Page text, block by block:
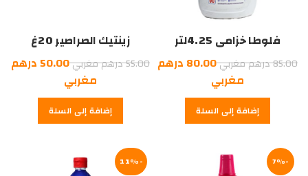
فلوطا خزامى 4.25لتر
85.00درهم مغربيالسعر
الأصلي
هو:
85.00
80.00 درهم
مغربي
الحالي
هو:
إضافة إلى السلة
زينتيك الصراصير 20غ
55.00درهم مغربيالسعر
الأصلي
هو:
55.00
50.00درهم
مغربي
الحالي
هو:
إضافة إلى السلة
-7%
-11%